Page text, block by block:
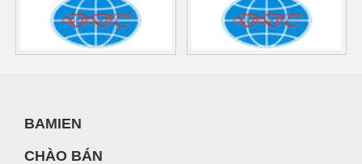
BAMIEN
CHÀO BÁN